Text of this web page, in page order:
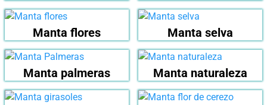
Manta flores Manta selva
Manta palmeras Manta naturaleza